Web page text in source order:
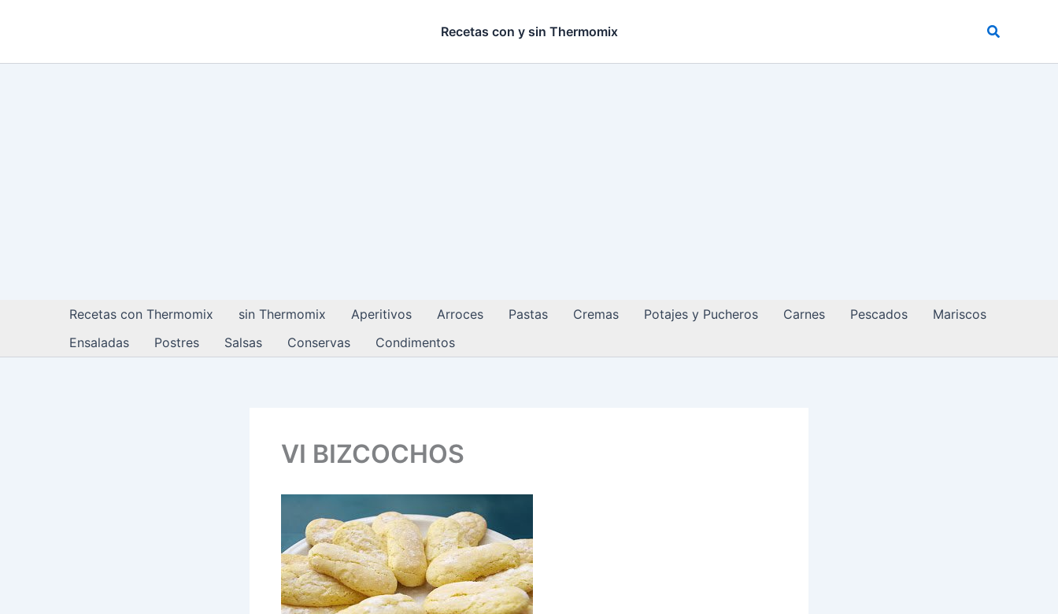
Recetas con y sin Thermomix Buscar
Recetas con Thermomix sin Thermomix Aperitivos Arroces Pastas Cremas Potajes y Pucheros Carnes Pescados
Mariscos
Ensaladas
Postres Salsas Conservas Condimentos
VI BIZCOCHOS